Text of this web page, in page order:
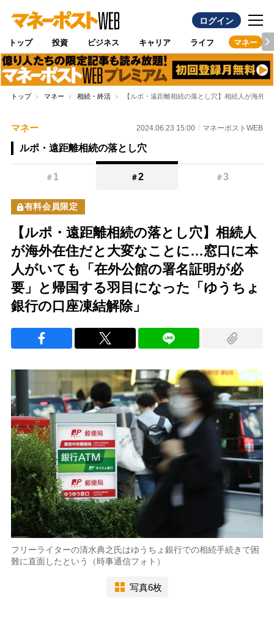
ログイン
トップ 投資 ビジネス キャリア ライフ マネー
トップ マネー 相続・終活 【ルポ・遠距離相続の落とし穴】相続人が海外
マネー 2024.06.23 15:00 マネーポストWEB
ルポ・遠距離相続の落とし穴
＃ 1 ＃2 ＃3
有料会員限定
【ルポ・遠距離相続の落とし穴】相続人
が海外在住だと大変なことに…窓口に本
人がいても「在外公館の署名証明が必
要」と帰国する羽目になった「ゆうちょ
銀行の口座凍結解除」
フリーライターの清水典之氏はゆうちょ銀行での相続手続きで困
難に直面したという（時事通信フォト）
写真6枚